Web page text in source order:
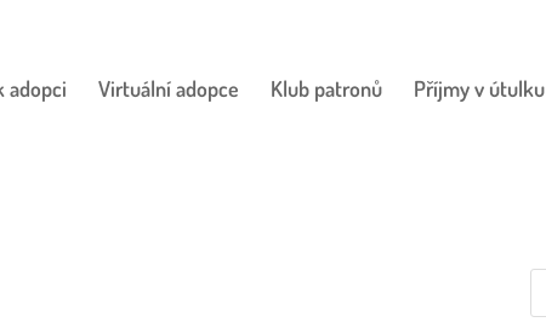
adopci Virtuální adopce Klub patronů Příjmy v útulku